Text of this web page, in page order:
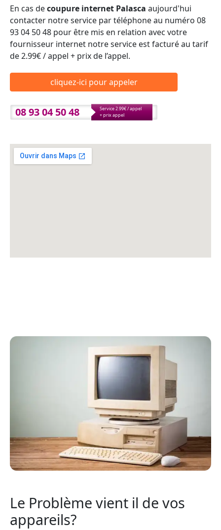
En cas decoupure internet Palasca aujourd'hui
contacter notre service par téléphone au numéro 08
93 04 50 48 pour être mis en relation avec votre
fournisseur internet notre service est facturé au tarif
de 2.99€ / appel + prix de l’appel.
cliquez-ici pour appeler
08 93 04 50 48
Service 2.99€ / appel
+ prix appel
Le Problème vient il de vos
appareils?